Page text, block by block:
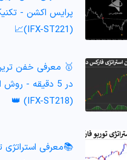
پرایس اکشن -
(IFX-ST221)📈
🥇 معرفی خفن
در 5 دقیقه -
(IFX-ST218) 👑
📚معرفی استراتژی